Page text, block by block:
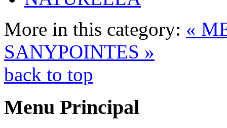
More in this category: «
SANYPOINTES »
back to top
Menu Principal